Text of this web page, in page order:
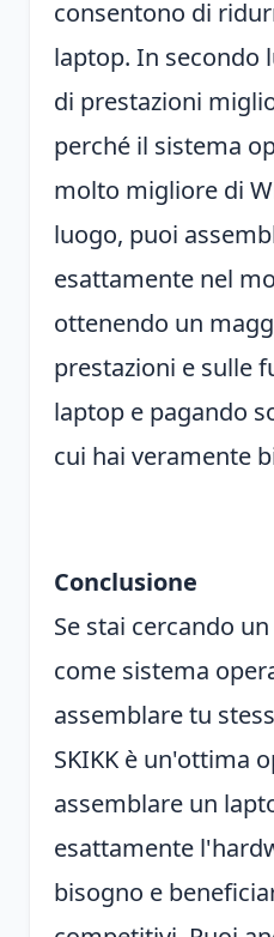
consentono di
laptop. In secondo
di prestazioni
perché il sistema
molto migliore di
luogo, puoi
esattamente nel
ottenendo un
prestazioni e sulle
laptop e pagando
cui hai veramente
Conclusione
Se stai cercando
come sistema
assemblare tu
SKIKK è un'ottima
assemblare un
esattamente
bisogno e